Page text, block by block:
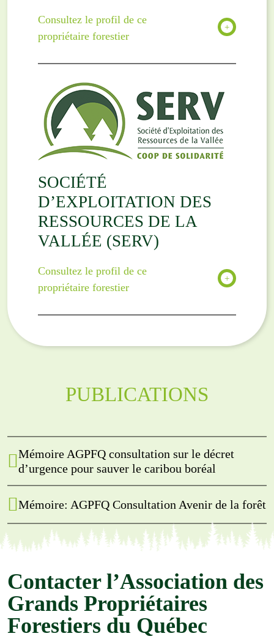
Consultez le profil de ce
propriétaire forestier
SOCIÉTÉ
D’EXPLOITATION DES
RESSOURCES DE LA
VALLÉE (SERV)
Consultez le profil de ce
propriétaire forestier
PUBLICATIONS
Mémoire AGPFQ consultation sur le décret
d’urgence pour sauver le caribou boréal
Mémoire: AGPFQ Consultation Avenir de la forêt
Contacter l’Association des
Grands Propriétaires
Forestiers du Québec